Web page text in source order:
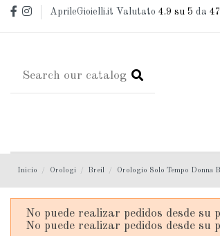
AprileGioielli.it Valutato4.9 su 5 da47
Inicio Orologi Breil Orologio Solo Tempo Donna
No puede realizar pedidos desde
No puede realizar pedidos desde